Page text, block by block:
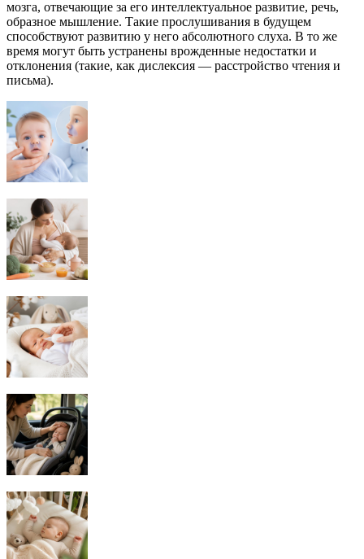
мозга, отвечающие за его интеллектуальное развитие, речь,
образное мышление. Такие прослушивания в будущем
способствуют развитию у него абсолютного слуха. В то же
время могут быть устранены врожденные недостатки и
отклонения (такие, как дислексия — расстройство чтения и
письма).